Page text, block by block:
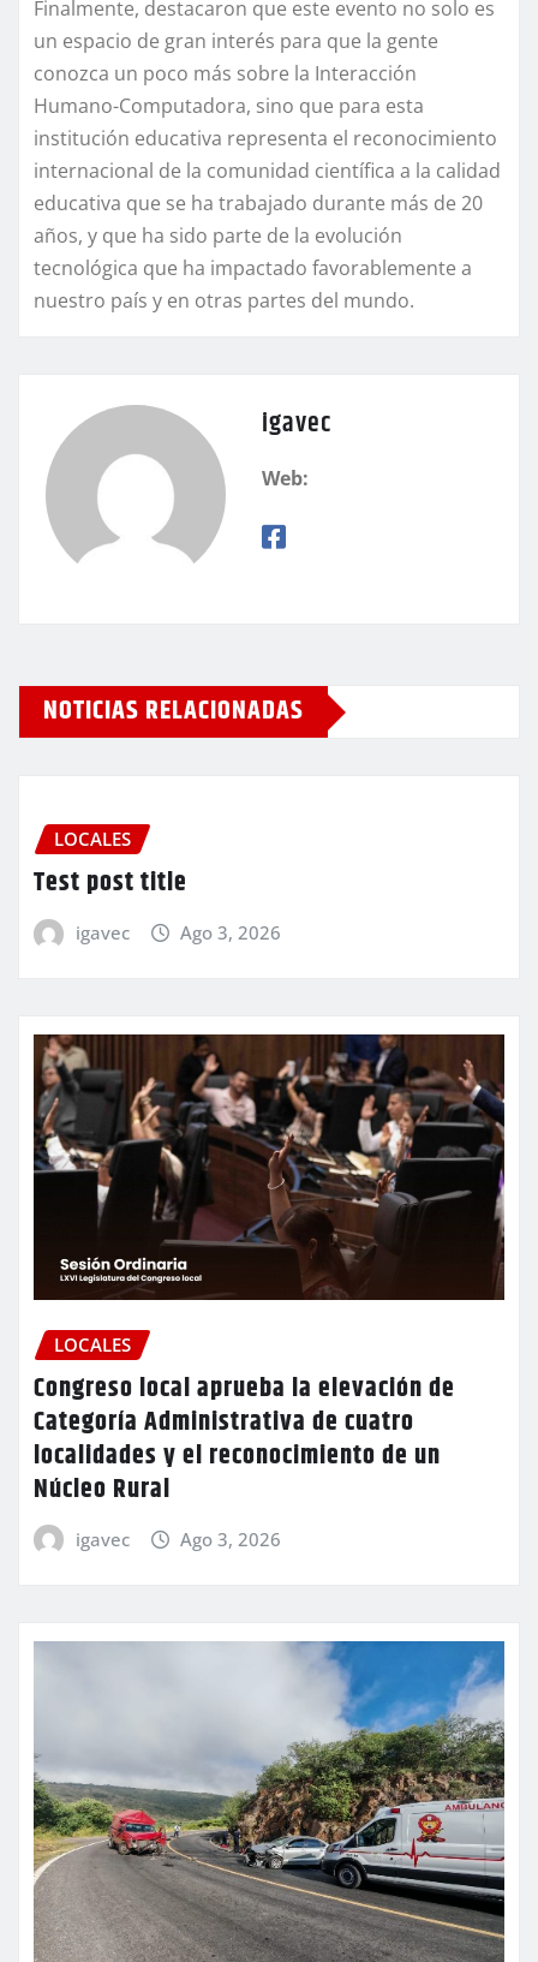
Finalmente, destacaron que este evento no solo es
un espacio de gran interés para que la gente
conozca un poco más sobre la Interacción
Humano-Computadora, sino que para esta
institución educativa representa el reconocimiento
internacional de la comunidad científica a la calidad
educativa que se ha trabajado durante más de 20
años, y que ha sido parte de la evolución
tecnológica que ha impactado favorablemente a
nuestro país y en otras partes del mundo.
igavec
Web:
NOTICIAS RELACIONADAS
LOCALES
Test post title
igavec Ago 3, 2026
LOCALES
Congreso local aprueba la elevación de
Categoría Administrativa de cuatro
localidades y el reconocimiento de un
Núcleo Rural
igavec Ago 3, 2026